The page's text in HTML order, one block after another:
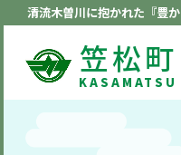
清流木曽川に抱かれた『豊
笠松町
KASAMATSU